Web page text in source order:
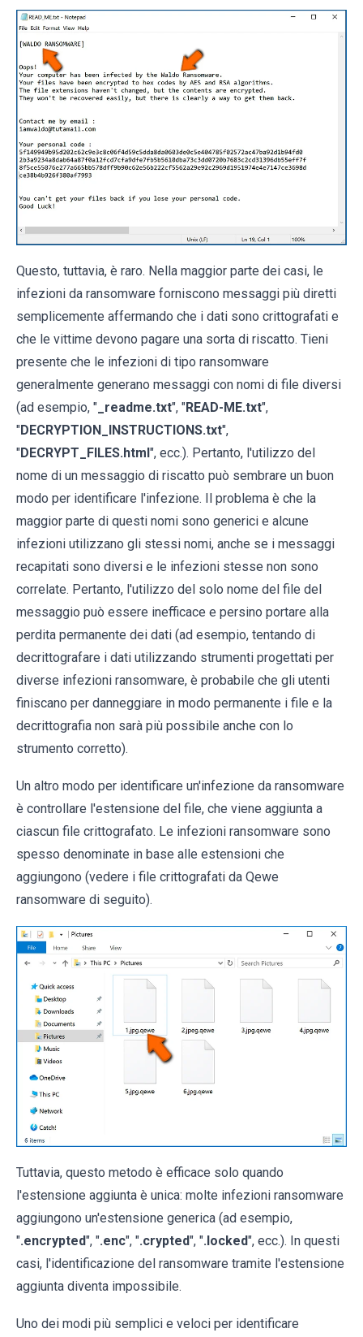
Questo, tuttavia, è raro. Nella maggior parte dei casi, le
infezioni da ransomware forniscono messaggi più diretti
semplicemente affermando che i dati sono crittografati e
che le vittime devono pagare una sorta di riscatto. Tieni
presente che le infezioni di tipo ransomware
generalmente generano messaggi con nomi di file diversi
(ad esempio, " _readme.txt", "READ-ME.txt",
"DECRYPTION_INSTRUCTIONS.txt",
"DECRYPT_FILES.html ", ecc.). Pertanto, l'utilizzo del
nome di un messaggio di riscatto può sembrare un buon
modo per identificare l'infezione. Il problema è che la
maggior parte di questi nomi sono generici e alcune
infezioni utilizzano gli stessi nomi, anche se i messaggi
recapitati sono diversi e le infezioni stesse non sono
correlate. Pertanto, l'utilizzo del solo nome del file del
messaggio può essere inefficace e persino portare alla
perdita permanente dei dati (ad esempio, tentando di
decrittografare i dati utilizzando strumenti progettati per
diverse infezioni ransomware, è probabile che gli utenti
finiscano per danneggiare in modo permanente i file e la
decrittografia non sarà più possibile anche con lo
strumento corretto).
Un altro modo per identificare un'infezione da ransomware
è controllare l'estensione del file, che viene aggiunta a
ciascun file crittografato. Le infezioni ransomware sono
spesso denominate in base alle estensioni che
aggiungono (vedere i file crittografati da Qewe
ransomware di seguito).
Tuttavia, questo metodo è efficace solo quando
l'estensione aggiunta è unica: molte infezioni ransomware
aggiungono un'estensione generica (ad esempio,
".encrypted", ".enc", ".crypted", ".locked", ecc.). In questi
casi, l'identificazione del ransomware tramite l'estensione
aggiunta diventa impossibile.
Uno dei modi più semplici e veloci per identificare